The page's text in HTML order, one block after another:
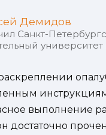
Демидов
Санкт-
выполнение
достаточно